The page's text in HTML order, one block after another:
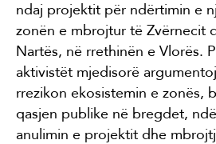
ndaj projektit për ndërtimin e
zonën e mbrojtur të Zvërnecit
Nartës, në rrethinën e Vlorës.
aktivistët mjedisorë
rrezikon ekosistemin e zonës,
qasjen publike në bregdet,
anulimin e projektit dhe